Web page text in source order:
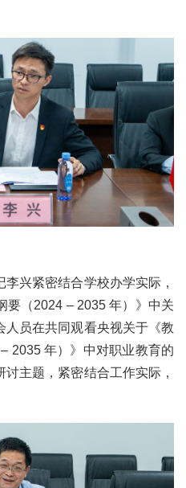
兴紧密结合学校办学实际，
要（2024 – 2035 年）》中关
员在共同观看央视关于《教
2035 年）》中对职业教育的
主题，紧密结合工作实际，